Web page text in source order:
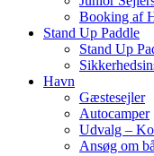
Booking af
Stand Up Paddle
Stand Up
Havn
Gæstesejler
Autocamper
Udvalg –
Ansøg om